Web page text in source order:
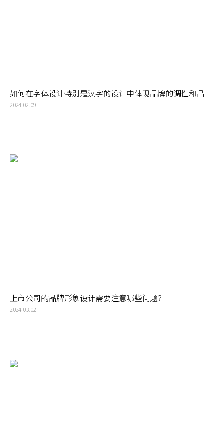
如何在字体设计特别是汉字的设计中体现品牌的调性和品
牌定位，让品牌的精神理念深入人心？
2024.02.09
上市公司的品牌形象设计需要注意哪些问题？
2024.03.02